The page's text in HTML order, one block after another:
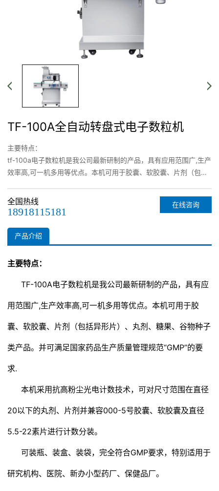
TF-100A全自动转盘式电子数粒机
主要特点：
tf-100a电子数粒机是我公司最新研制的产品，具有应用范围广,生产
效率高,可一机多用等优点。本机可用于胶囊、软胶囊、片剂（包括
质量管理规范“gmp”的要求.
本机采用抗高粉尘光电计数技术，可对尺寸范围在直径20以下的丸
分装。
可…
在线咨询
全国热线
18918115181
产品介绍
主要特点：
TF-100A电子数粒机是我公司最新研制的产品，具有应
用范围广,生产效率高,可一机多用等优点。本机可用于胶
囊、软胶囊、片剂（包括异形片）、丸剂、糖果、谷物种子
类产品。并可满足国家药品生产质量管理规范“GMP”的要
求.
本机采用抗高粉尘光电计数技术，可对尺寸范围在直径
20以下的丸剂、片剂并兼容000-5号胶囊、软胶囊及直径
5.5-22素片进行计数分装。
可装瓶、装盒、装袋，完全符合GMP要求，特别适用于
研究机构、医院、新办小型药厂、保健品厂。